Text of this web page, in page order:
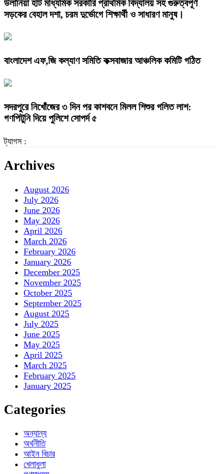
উলানিয়া হাট মাধ্যমিক সরকারি প্রাথমিক বিদ্যালয় সহ গুরুত্বপূর্ণ
সড়কের বেহাল দশা, চরম দুর্ভোগে শিক্ষার্থী ও সাধারণ মানুষ।
বাংলাদেশ এফ,জি কল্যাণ সমিতি কক্সবাজার আঞ্চলিক কমিটি গঠিত
সদরপুরে নিখোঁজের ৩ দিন পর কাশবনে মিলল শিশুর গলিত লাশ:
গণপিটুনি দিয়ে পুলিশে সোপর্দ ৫
ট্যাগস :
Archives
August 2026
July 2026
June 2026
May 2026
April 2026
March 2026
February 2026
January 2026
December 2025
November 2025
October 2025
September 2025
August 2025
July 2025
June 2025
May 2025
April 2025
March 2025
February 2025
January 2025
Categories
অন্যান্য
অর্থনীতি
আইন বিচার
খেলাধুলা